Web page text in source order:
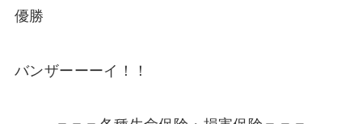
優勝
バンザーーーイ！！